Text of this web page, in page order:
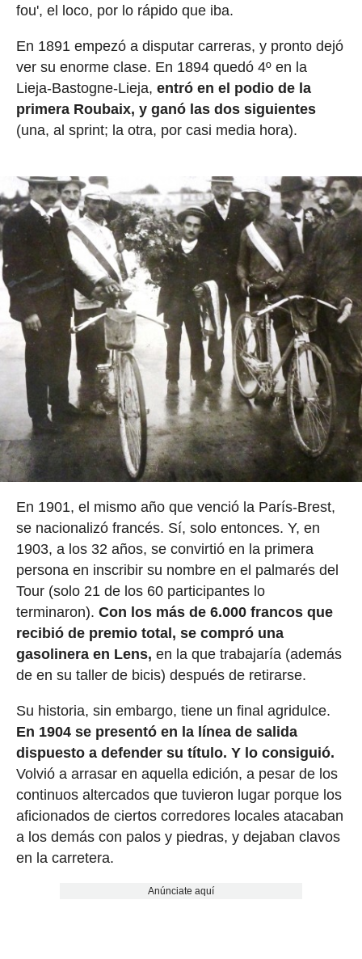
fou', el loco, por lo rápido que iba.
En 1891 empezó a disputar carreras, y pronto dejó
ver su enorme clase. En 1894 quedó 4º en la
Lieja-Bastogne-Lieja, entró en el podio de la
primera Roubaix, y ganó las dos siguientes
(una, al sprint; la otra, por casi media hora).
En 1901, el mismo año que venció la París-Brest,
se nacionalizó francés. Sí, solo entonces. Y, en
1903, a los 32 años, se convirtió en la primera
persona en inscribir su nombre en el palmarés del
Tour (solo 21 de los 60 participantes lo
terminaron). Con los más de 6.000 francos que
recibió de premio total, se compró una
gasolinera en Lens, en la que trabajaría (además
de en su taller de bicis) después de retirarse.
Su historia, sin embargo, tiene un final agridulce.
En 1904 se presentó en la línea de salida
dispuesto a defender su título. Y lo consiguió.
Volvió a arrasar en aquella edición, a pesar de los
continuos altercados que tuvieron lugar porque los
aficionados de ciertos corredores locales atacaban
a los demás con palos y piedras, y dejaban clavos
en la carretera.
Anúnciate aquí